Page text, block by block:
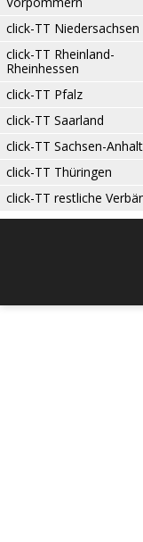
click-TT Niedersachsen
click-TT Rheinland-
Rheinhessen
click-TT Pfalz
click-TT Saarland
click-TT Sachsen-Anhalt
click-TT Thüringen
click-TT restliche